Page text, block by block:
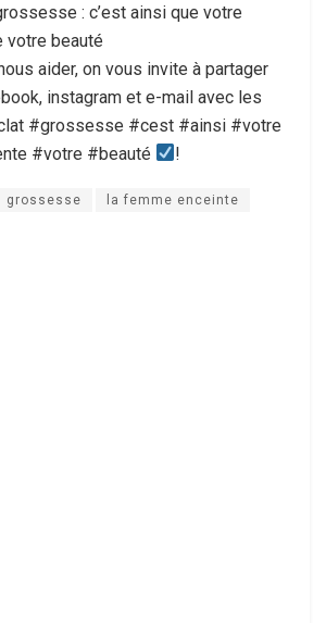
: c’est ainsi que votre
beauté
aider, on vous invite à partager
instagram et e-mail avec les
#grossesse #cest #ainsi #votre
#votre #beauté
!
grossesse la femme enceinte